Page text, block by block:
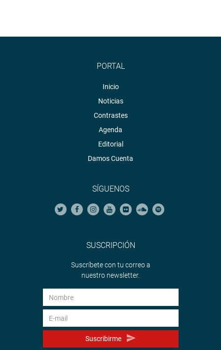
PORTAL
Inicio
Noticias
Contrastes
Agenda
Editorial
Damos Cuenta
SÍGUENOS
SUSCRIPCIÓN
Suscríbete con tu correo a
nuestro newsletter.
Suscribirme